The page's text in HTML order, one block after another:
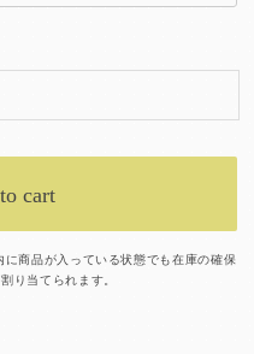
cart
商品が入っている状態でも在庫の確保
り当てられます。